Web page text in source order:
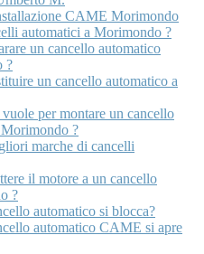
CAME Morimondo
automatici a Morimondo ?
un cancello automatico
?
un cancello automatico a
per montare un cancello
?
marche di cancelli
il motore a un cancello
?
automatico si blocca?
automatico CAME si apre